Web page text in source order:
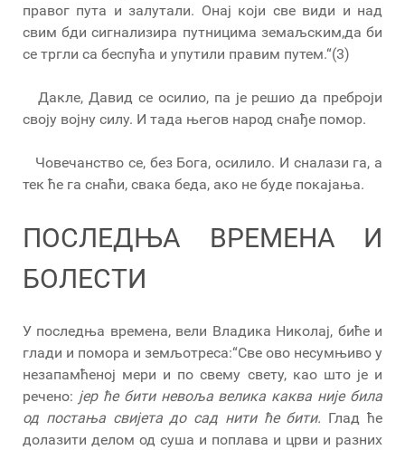
правог пута и залутали. Онај који све види и над
свим бди сигнализира путницима земаљским,да би
се тргли са беспућа и упутили правим путем.“(3)
Дакле, Давид се осилио, па је решио да преброји
своју војну силу. И тада његов народ снађе помор.
Човечанство се, без Бога, осилило. И сналази га, а
тек ће га снаћи, свака беда, ако не буде покајања.
ПОСЛЕДЊА ВРЕМЕНА И
БОЛЕСТИ
У последња времена, вели Владика Николај, биће и
глади и помора и земљотреса:“Све ово несумњиво у
незапамћеној мери и по свему свету, као што је и
речено: јер ће бити невоља велика каква није била
од постања свијета до сад нити ће бити. Глад ће
долазити делом од суша и поплава и црви и разних